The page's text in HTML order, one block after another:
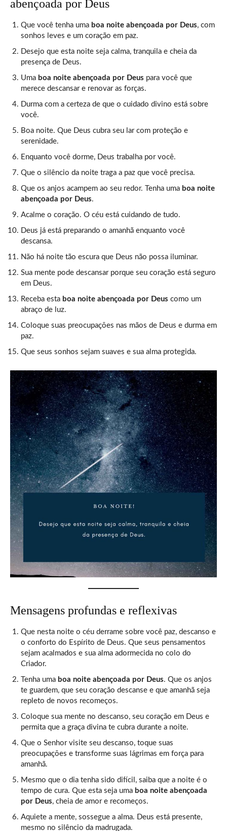
abençoada por Deus
Que você tenha uma boa noite abençoada por Deus, com
sonhos leves e um coração em paz.
Desejo que esta noite seja calma, tranquila e cheia da
presença de Deus.
Uma boa noite abençoada por Deus para você que
merece descansar e renovar as forças.
Durma com a certeza de que o cuidado divino está sobre
você.
Boa noite. Que Deus cubra seu lar com proteção e
serenidade.
Enquanto você dorme, Deus trabalha por você.
Que o silêncio da noite traga a paz que você precisa.
Que os anjos acampem ao seu redor. Tenha uma boa noite
abençoada por Deus.
Acalme o coração. O céu está cuidando de tudo.
Deus já está preparando o amanhã enquanto você
descansa.
Não há noite tão escura que Deus não possa iluminar.
Sua mente pode descansar porque seu coração está seguro
em Deus.
Receba esta boa noite abençoada por Deus como um
abraço de luz.
Coloque suas preocupações nas mãos de Deus e durma em
paz.
Que seus sonhos sejam suaves e sua alma protegida.
Mensagens profundas e reflexivas
Que nesta noite o céu derrame sobre você paz, descanso e
o conforto do Espírito de Deus. Que seus pensamentos
sejam acalmados e sua alma adormecida no colo do
Criador.
Tenha uma boa noite abençoada por Deus. Que os anjos
te guardem, que seu coração descanse e que amanhã seja
repleto de novos recomeços.
Coloque sua mente no descanso, seu coração em Deus e
permita que a graça divina te cubra durante a noite.
Que o Senhor visite seu descanso, toque suas
preocupações e transforme suas lágrimas em força para
amanhã.
Mesmo que o dia tenha sido difícil, saiba que a noite é o
tempo de cura. Que esta seja uma boa noite abençoada
por Deus, cheia de amor e recomeços.
Aquiete a mente, sossegue a alma. Deus está presente,
mesmo no silêncio da madrugada.